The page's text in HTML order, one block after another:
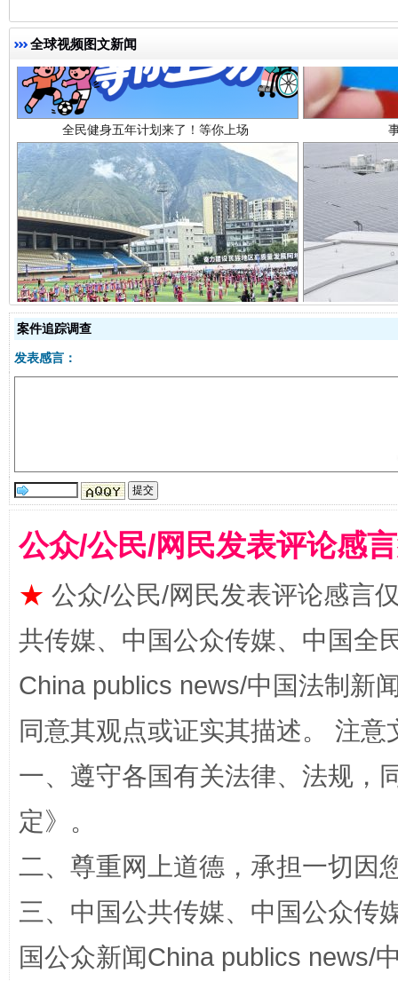
全球视频图文新闻
阿坝州三大球赛在茂县开幕 规模
国家大学科技园优化重塑工作
扯下公款旅游的“隐身衣” 如何以
“蜀中异人”王建安的艺术幻境
案件追踪调查
发表感言：
公众/公民/网民发表评论感
★ 公众/公民/网民发表评论感言
共传媒、中国公众传媒、中国全
China publics news/中国法制新
同意其观点或证实其描述。 注
一、遵守各国有关法律、法规，
定》。
二、尊重网上道德，承担一切因
三、中国公共传媒、中国公众传
国公众新闻China publics news/